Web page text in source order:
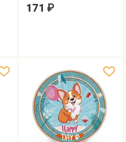
171 ₽